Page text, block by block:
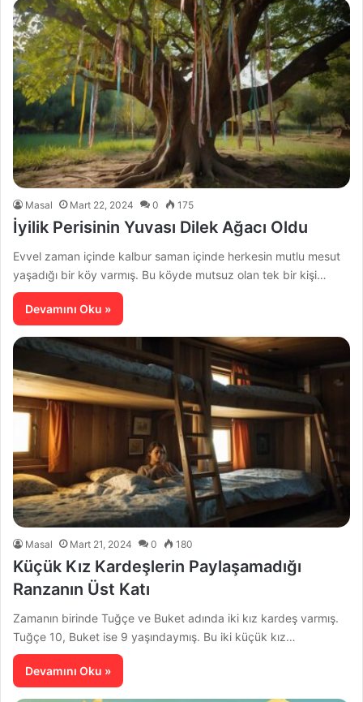
Masal Mart 22, 2024 0 175
İyilik Perisinin Yuvası Dilek Ağacı Oldu
Evvel zaman içinde kalbur saman içinde herkesin mutlu mesut
yaşadığı bir köy varmış. Bu köyde mutsuz olan tek bir kişi…
Devamını Oku »
Masal Mart 21, 2024 0 180
Küçük Kız Kardeşlerin Paylaşamadığı
Ranzanın Üst Katı
Zamanın birinde Tuğçe ve Buket adında iki kız kardeş varmış.
Tuğçe 10, Buket ise 9 yaşındaymış. Bu iki küçük kız…
Devamını Oku »